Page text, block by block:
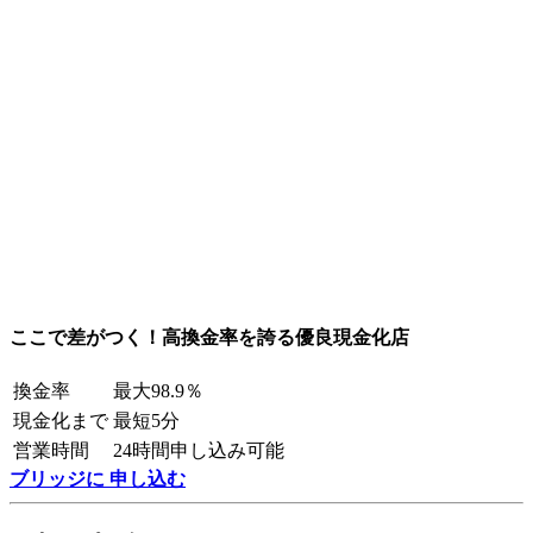
ここで差がつく！高換金率を誇る優良現金化店
換金率
最大98.9％
現金化まで 最短5分
営業時間
24時間申し込み可能
ブリッジに 申し込む